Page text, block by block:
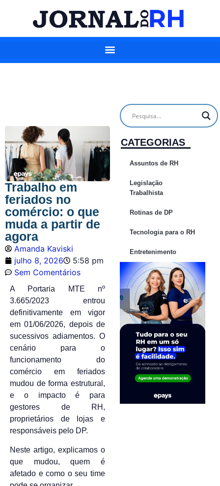
Trabalho em
feriados no
comércio: o que
muda a partir de
agora
Amanda Kaviski
julho 8, 2026
5:58 pm
Sem Comentários
A Portaria MTE nº
3.665/2023 entrou
definitivamente em vigor
em 01/06/2026, depois de
sucessivos adiamentos. O
cenário para o
funcionamento do
comércio em feriados
mudou de forma estrutural,
e o impacto é para
gestores de RH,
proprietários de lojas e
responsáveis pelo DP.
Neste artigo, explicamos o
que mudou, quem é
afetado e como o seu time
CATEGORIAS
Assuntos de RH
Legislação
Trabalhista
Rotinas de DP
Tecnologia para o RH
Entretenimento